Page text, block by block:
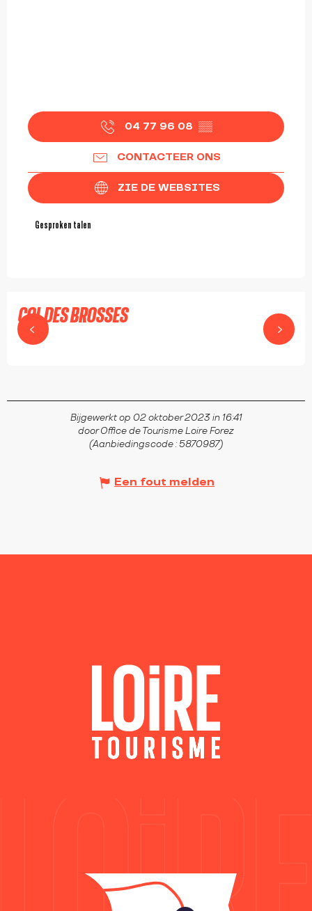
04 77 96 08 ▒▒
CONTACTEER ONS
ZIE DE WEBSITES
Gesproken talen
Gesproken talen
COL DES BROSSES
LA VALLA-SUR-ROCHEFORT
Bijgewerkt op 02 oktober 2023 in 16:41
door Office de Tourisme Loire Forez
(Aanbiedingscode : 5870987)
Een fout melden